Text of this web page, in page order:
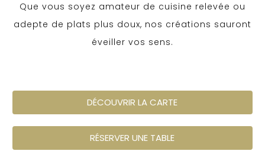
Que vous soyez amateur de cuisine relevée ou
adepte de plats plus doux, nos créations sauront
éveiller vos sens.
DÉCOUVRIR LA CARTE
RÉSERVER UNE TABLE